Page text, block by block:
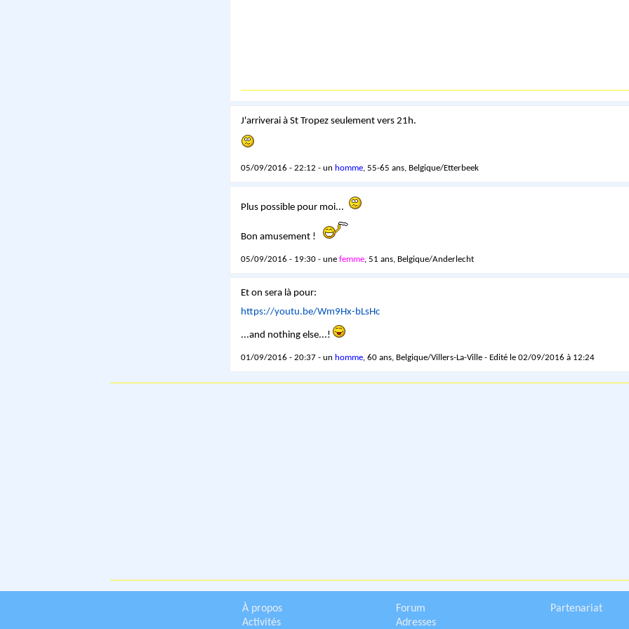
J'arriverai à St Tropez seulement vers 21h.
05/09/2016 - 22:12 - un homme, 55-65 ans, Belgique/Etterbeek
Plus possible pour moi...
Bon amusement !
05/09/2016 - 19:30 - une femme, 51 ans, Belgique/Anderlecht
Et on sera là pour:
https://youtu.be/Wm9Hx-bLsHc
...and nothing else...!
01/09/2016 - 20:37 - un homme, 60 ans, Belgique/Villers-La-Ville - Edité le 02/09/2016 à 12:24
À propos
Activités
Forum
Adresses
Partenariat